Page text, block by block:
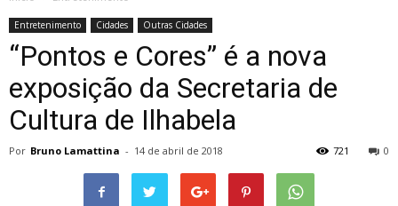
Entretenimento Cidades Outras Cidades
“Pontos e Cores” é a nova
exposição da Secretaria de
Cultura de Ilhabela
Por Bruno Lamattina - 14 de abril de 2018 0
721